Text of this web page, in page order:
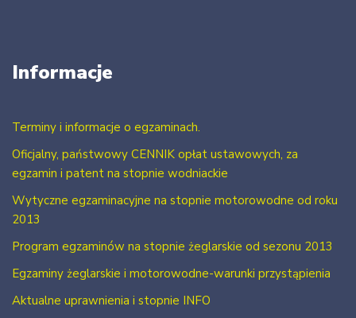
Informacje
Terminy i informacje o egzaminach.
Oficjalny, państwowy CENNIK opłat ustawowych, za
egzamin i patent na stopnie wodniackie
Wytyczne egzaminacyjne na stopnie motorowodne od roku
2013
Program egzaminów na stopnie żeglarskie od sezonu 2013
Egzaminy żeglarskie i motorowodne-warunki przystąpienia
Aktualne uprawnienia i stopnie INFO